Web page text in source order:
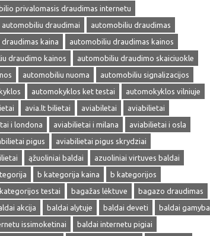
privalomasis draudimas internetu
automobiliu draudimai
automobiliu draudimas
kaina
automobiliu draudimas kainos
draudimo kainos
automobiliu draudimo skaiciuokle
automobiliu nuoma
automobiliu signalizacijos
automokyklos ket testai
automokyklos vilniuje
avia.lt bilietai aviabiletai
aviabilietai
i londona aviabilietai i milana
aviabilietai i osla
pigus
aviabilietai pigus skrydziai
ąžuoliniai baldai
azuoliniai virtuves baldai
b kategorija kaina
b kategorijos
testai bagažas lėktuve
bagazo draudimas
akcija baldai alytuje baldai deveti
baldai gamyba
issimoketinai
baldai internetu pigiai